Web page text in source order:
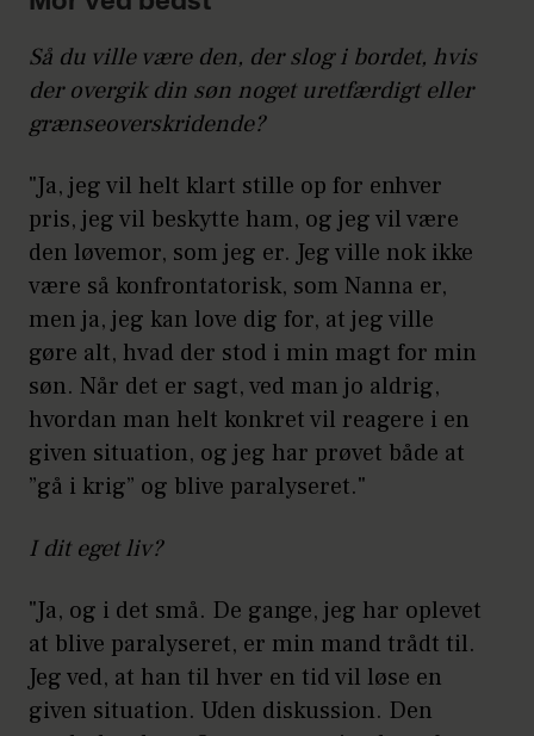
Så du ville være den, der slog i bordet, hvis
der overgik din søn noget uretfærdigt eller
grænseoverskridende?
"Ja, jeg vil helt klart stille op for enhver
pris, jeg vil beskytte ham, og jeg vil være
den løvemor, som jeg er. Jeg ville nok ikke
være så konfrontatorisk, som Nanna er,
men ja, jeg kan love dig for, at jeg ville
gøre alt, hvad der stod i min magt for min
søn. Når det er sagt, ved man jo aldrig,
hvordan man helt konkret vil reagere i en
given situation, og jeg har prøvet både at
”gå i krig” og blive paralyseret."
I dit eget liv?
"Ja, og i det små. De gange, jeg har oplevet
at blive paralyseret, er min mand trådt til.
Jeg ved, at han til hver en tid vil løse en
given situation. Uden diskussion. Den